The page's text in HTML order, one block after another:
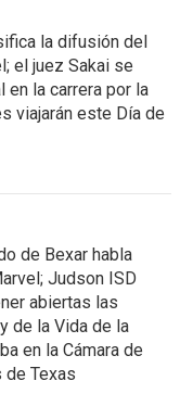
la difusión del
el juez Sakai se
en la carrera por la
viajarán este Día de
de Bexar habla
Judson ISD
abiertas las
de la Vida de la
en la Cámara de
de Texas